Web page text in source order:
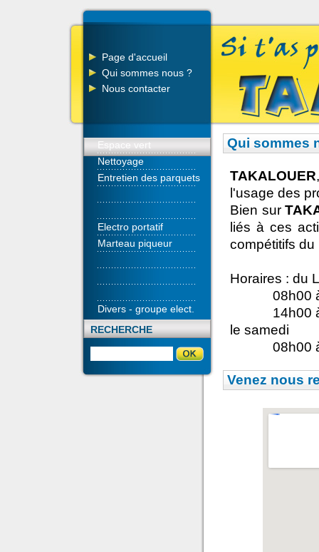
Page d'accueil
Qui sommes nous ?
Nous contacter
Espace vert
Nettoyage
Entretien des parquets
Electro portatif
Marteau piqueur
Divers - groupe elect.
RECHERCHE
Qui sommes
TAKALOUER
l'usage des
Bien sur
liés à ces
compétitifs du
Horaires : du
08h00
14h00
le samedi
08h00
Venez nous